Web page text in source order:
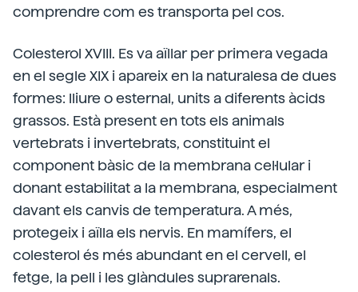
comprendre com es transporta pel cos.
Colesterol XVIII. Es va aïllar per primera vegada
en el segle XIX i apareix en la naturalesa de dues
formes: lliure o esternal, units a diferents àcids
grassos. Està present en tots els animals
vertebrats i invertebrats, constituint el
component bàsic de la membrana cel·lular i
donant estabilitat a la membrana, especialment
davant els canvis de temperatura. A més,
protegeix i aïlla els nervis. En mamífers, el
colesterol és més abundant en el cervell, el
fetge, la pell i les glàndules suprarenals.